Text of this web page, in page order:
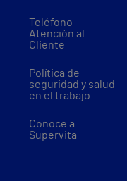
Teléfono
Atención al
Cliente
Política de
seguridad y salud
en el trabajo
Conoce a
Supervita